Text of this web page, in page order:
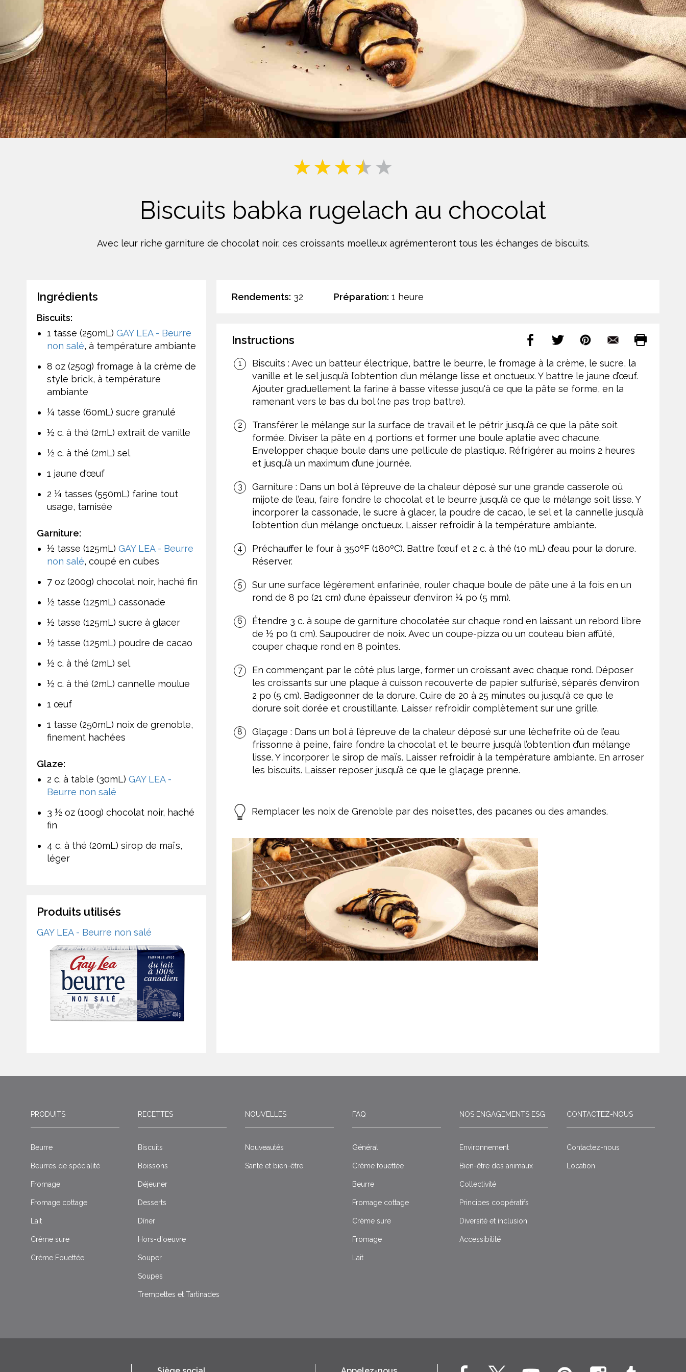
Crème Fouettée Desserts
Boissons
Biscuits
Lait
Yogourt
Biscuits babka rugelach au chocolat
Avec leur riche garniture de chocolat noir, ces croissants moelleux agrémenteront tous les échanges de biscuits.
Rendements: 32 Préparation: 1 heure
Instructions
Biscuits : Avec un batteur électrique, battre le beurre, le fromage à la crème, le sucre, la
vanille et le sel jusqu’à l’obtention d’un mélange lisse et onctueux. Y battre le jaune d’œuf.
Ajouter graduellement la farine à basse vitesse jusqu'à ce que la pâte se forme, en la
ramenant vers le bas du bol (ne pas trop battre).
Transférer le mélange sur la surface de travail et le pétrir jusqu’à ce que la pâte soit
formée. Diviser la pâte en 4 portions et former une boule aplatie avec chacune.
Envelopper chaque boule dans une pellicule de plastique. Réfrigérer au moins 2 heures
et jusqu’à un maximum d’une journée.
Garniture : Dans un bol à l’épreuve de la chaleur déposé sur une grande casserole où
mijote de l’eau, faire fondre le chocolat et le beurre jusqu’à ce que le mélange soit lisse. Y
incorporer la cassonade, le sucre à glacer, la poudre de cacao, le sel et la cannelle jusqu’à
l’obtention d’un mélange onctueux. Laisser refroidir à la température ambiante.
Préchauffer le four à 350ºF (180ºC). Battre l’œuf et 2 c. à thé (10 mL) d’eau pour la dorure.
Réserver.
Sur une surface légèrement enfarinée, rouler chaque boule de pâte une à la fois en un
rond de 8 po (21 cm) d’une épaisseur d’environ ¼ po (5 mm).
Étendre 3 c. à soupe de garniture chocolatée sur chaque rond en laissant un rebord libre
de ½ po (1 cm). Saupoudrer de noix. Avec un coupe-pizza ou un couteau bien affûté,
couper chaque rond en 8 pointes.
En commençant par le côté plus large, former un croissant avec chaque rond. Déposer
les croissants sur une plaque à cuisson recouverte de papier sulfurisé, séparés d’environ
2 po (5 cm). Badigeonner de la dorure. Cuire de 20 à 25 minutes ou jusqu'à ce que le
dorure soit dorée et croustillante. Laisser refroidir complètement sur une grille.
Glaçage : Dans un bol à l’épreuve de la chaleur déposé sur une lèchefrite où de l’eau
frissonne à peine, faire fondre la chocolat et le beurre jusqu’à l’obtention d’un mélange
lisse. Y incorporer le sirop de maïs. Laisser refroidir à la température ambiante. En arroser
les biscuits. Laisser reposer jusqu’à ce que le glaçage prenne.
Remplacer les noix de Grenoble par des noisettes, des pacanes ou des amandes.
Ingrédients
Biscuits:
1 tasse (250mL) GAY LEA - Beurre
non salé, à température ambiante
8 oz (250g) fromage à la crème de
style brick, à température
ambiante
¼ tasse (60mL) sucre granulé
½ c. à thé (2mL) extrait de vanille
½ c. à thé (2mL) sel
1 jaune d'œuf
2 ¼ tasses (550mL) farine tout
usage, tamisée
Garniture:
½ tasse (125mL) GAY LEA - Beurre
non salé, coupé en cubes
7 oz (200g) chocolat noir, haché fin
½ tasse (125mL) cassonade
½ tasse (125mL) sucre à glacer
½ tasse (125mL) poudre de cacao
½ c. à thé (2mL) sel
½ c. à thé (2mL) cannelle moulue
1 œuf
1 tasse (250mL) noix de grenoble,
finement hachées
Glaze:
2 c. à table (30mL) GAY LEA -
Beurre non salé
3 ½ oz (100g) chocolat noir, haché
fin
4 c. à thé (20mL) sirop de maïs,
léger
Produits utilisés
GAY LEA - Beurre non salé
PRODUITS
Beurre
Beurres de spécialité
Fromage
Fromage cottage
Lait
Crème sure
Crème Fouettée
RECETTES
Biscuits
Boissons
Déjeuner
Desserts
Dîner
Hors-d'oeuvre
Souper
Soupes
Trempettes et Tartinades
NOUVELLES
Nouveautés
Santé et bien-être
FAQ
Général
Crême fouettée
Beurre
Fromage cottage
Crème sure
Fromage
Lait
NOS ENGAGEMENTS ESG
Environnement
Bien-être des animaux
Collectivité
Principes coopératifs
Diversité et inclusion
Accessibilité
CONTACTEZ-NOUS
Contactez-nous
Location